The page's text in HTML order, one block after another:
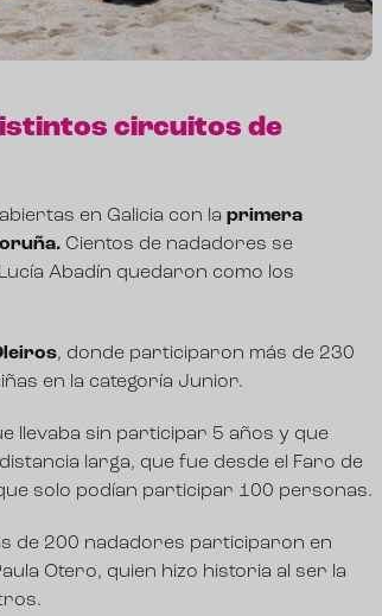
circuitos de
en Galicia con la primera
Cientos de nadadores se
Abadín quedaron como los
, donde participaron más de 230
en la categoría Junior.
llevaba sin participar 5 años y que
larga, que fue desde el Faro de
solo podían participar 100 personas.
de 200 nadadores participaron en
Otero, quien hizo historia al ser la